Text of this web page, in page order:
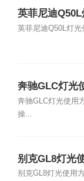
英菲尼迪
灯光开关图解
英菲尼迪Q50L灯光
奔驰GLC灯光
关图解说明
奔驰GLC灯光使用
操...
别克GL8灯光
关图解说明
别克GL8灯光使用